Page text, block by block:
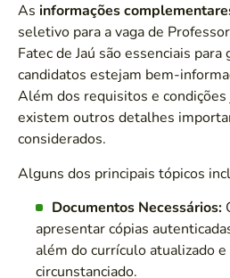
As informações
seletivo para a vaga de
Fatec de Jaú são essenciais
candidatos estejam bem-
Além dos requisitos e condições
existem outros detalhes
considerados.
Alguns dos principais tópicos
Documentos Necessários:
apresentar cópias
além do currículo atualizado
circunstanciado.